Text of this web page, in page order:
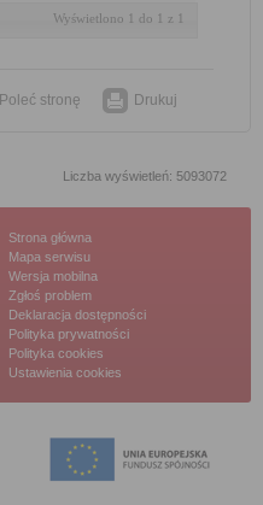
Wyświetlono 1 do 1 z 1
Poleć stronę Drukuj
Liczba wyświetleń: 5093072
Strona główna
Mapa serwisu
Wersja mobilna
Zgłoś problem
Deklaracja dostępności
Polityka prywatności
Polityka cookies
Ustawienia cookies